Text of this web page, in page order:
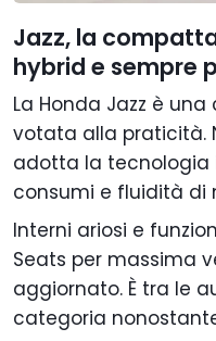
Jazz, la
hybrid e sempre
La Honda Jazz è
votata alla praticità.
adotta la tecnologia
consumi e fluidità di
Interni ariosi e
Seats per massima
aggiornato. È tra le
categoria